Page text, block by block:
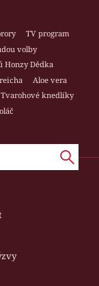
TV program
volby
Honzy Dědka
Aloe vera
Tvarohové knedlíky